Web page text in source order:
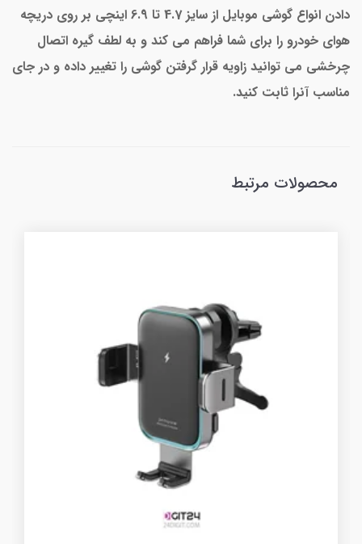
دادن انواع گوشی موبایل از سایز 4.7 تا 6.9 اینچی بر روی دریچه
هوای خودرو را برای شما فراهم می کند و به لطف گیره اتصال
چرخشی می توانید زاویه قرار گرفتن گوشی را تغییر داده و در جای
مناسب آنرا ثابت کنید.
محصولات مرتبط